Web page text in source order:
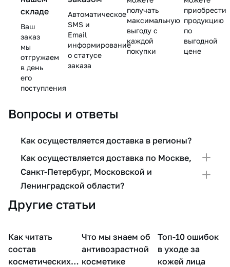
складе
Ваш
заказ
мы
отгружаем
в день
его
поступления
Автоматическое
SMS и
Email
информирование
о статусе
заказа
получать
максимальную
выгоду с
каждой
покупки
приобрести
продукцию
по
выгодной
цене
Вопросы и ответы
Как осуществляется доставка в регионы?
Как осуществляется доставка по Москве,
Санкт-Петербург, Московской и
Ленинградской области?
Другие статьи
Уход за лицом
Как читать
состав
косметических
Уход за лицом
Что мы знаем об
антивозрастной
косметике
Уход за лицом
Топ-10 ошибок
в уходе за
кожей лица